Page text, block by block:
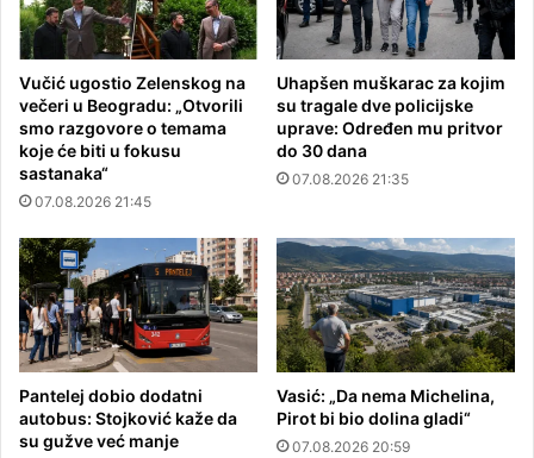
Vučić ugostio Zelenskog na
večeri u Beogradu: „Otvorili
smo razgovore o temama
koje će biti u fokusu
sastanaka“
07.08.2026 21:45
Uhapšen muškarac za kojim
su tragale dve policijske
uprave: Određen mu pritvor
do 30 dana
07.08.2026 21:35
Pantelej dobio dodatni
autobus: Stojković kaže da
su gužve već manje
Vasić: „Da nema Michelina,
Pirot bi bio dolina gladi“
07.08.2026 20:59